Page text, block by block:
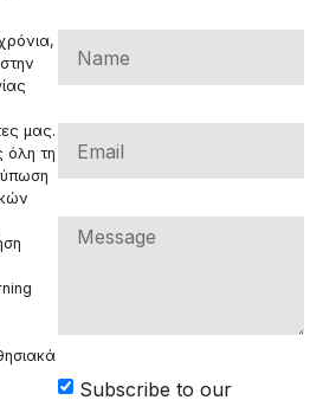
μας.
όλη τη
Subscribe to our